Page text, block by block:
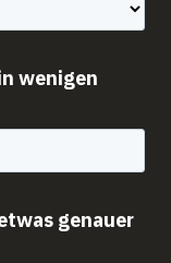
wenigen
genauer